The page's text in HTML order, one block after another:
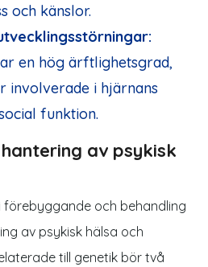
och känslor.
en hög ärftlighetsgrad,
involverade i hjärnans
funktion.
av psykisk
förebyggande och behandling
av psykisk hälsa och
till genetik bör två